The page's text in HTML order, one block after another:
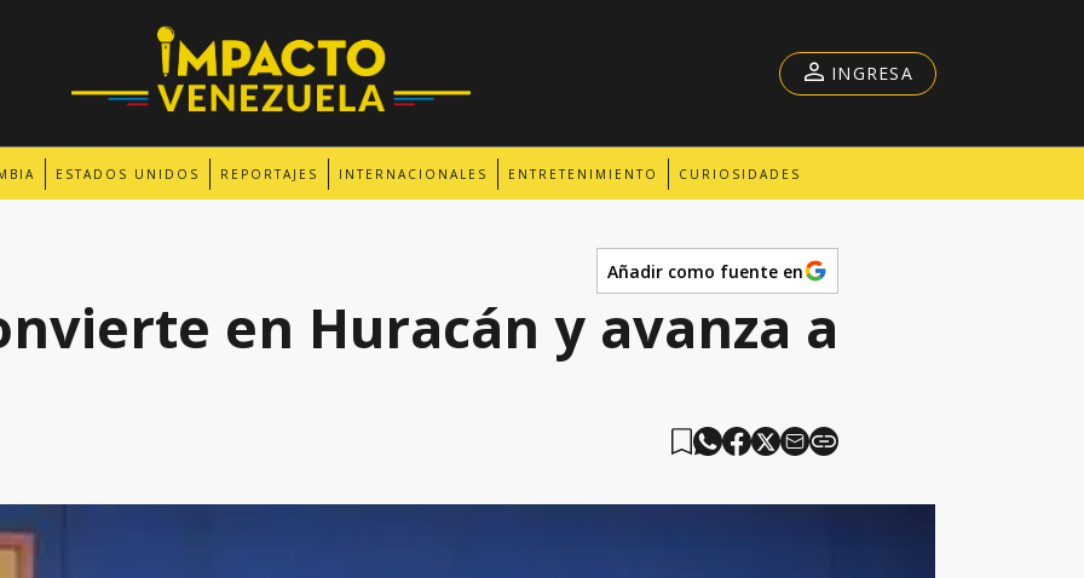
ESTADOS UNIDOS REPORTAJES INTERNACIONALES ENTRETENIMIENTO CURIOSIDADES
INGRESA
Añadir como fuente en
en Huracán y avanza a